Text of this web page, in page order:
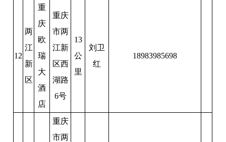
12
两
江
新
区
重
庆
欧
瑞
大
酒
店
重庆
市两
江新
区西
湖路
6号
13
公
里
刘卫
红
18983985698
重庆
市两